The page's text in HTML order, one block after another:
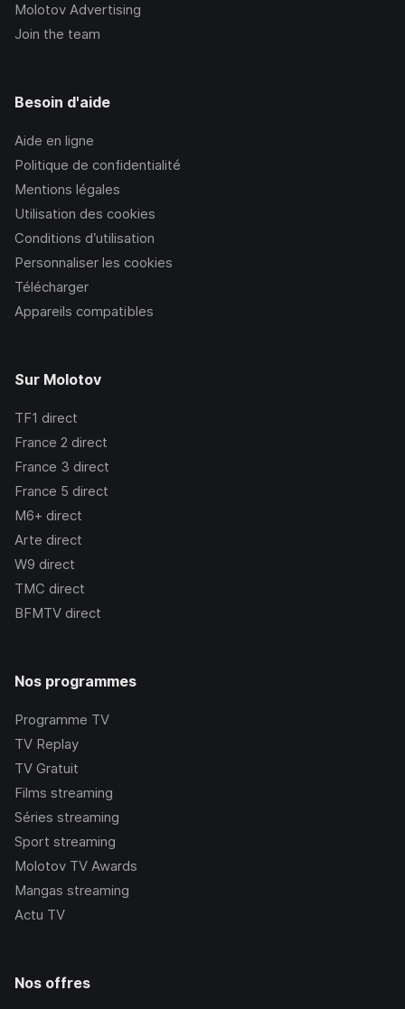
Molotov Advertising
Join the team
Besoin d'aide
Aide en ligne
Politique de confidentialité
Mentions légales
Utilisation des cookies
Conditions d’utilisation
Personnaliser les cookies
Télécharger
Appareils compatibles
Sur Molotov
TF1 direct
France 2 direct
France 3 direct
France 5 direct
M6+ direct
Arte direct
W9 direct
TMC direct
BFMTV direct
Nos programmes
Programme TV
TV Replay
TV Gratuit
Films streaming
Séries streaming
Sport streaming
Molotov TV Awards
Mangas streaming
Actu TV
Nos offres